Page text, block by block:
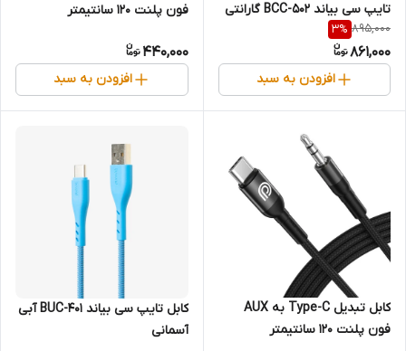
تایپ سی بیاند BCC-502 گارانتی
18 ماهه شرکتی 2 متری
895,000
3%
861,000
افزودن به سبد
فون پلنت 120 سانتیمتر
440,000
افزودن به سبد
کابل تبدیل Type-C به AUX
فون پلنت 120 سانتیمتر
کابل تایپ سی بیاند BUC-401 آبی
آسمانی